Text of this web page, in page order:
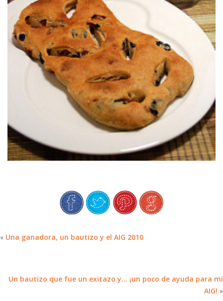
BBD#26 PAN ESPIGA DE JAMÓN
SERRANO & ACEITUNAS
Un pan de masa madre con tropezones de jamón y aceituna para
picar sin parar.
« Una ganadora, un bautizo y el AIG 2010
Un bautizo que fue un exitazo y… ¡un poco de ayuda para mi
AIG! »